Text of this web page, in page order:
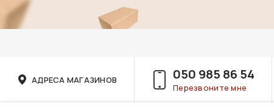
АДРЕСА МАГАЗИНОВ 050 985 86 54
Перезвоните мне